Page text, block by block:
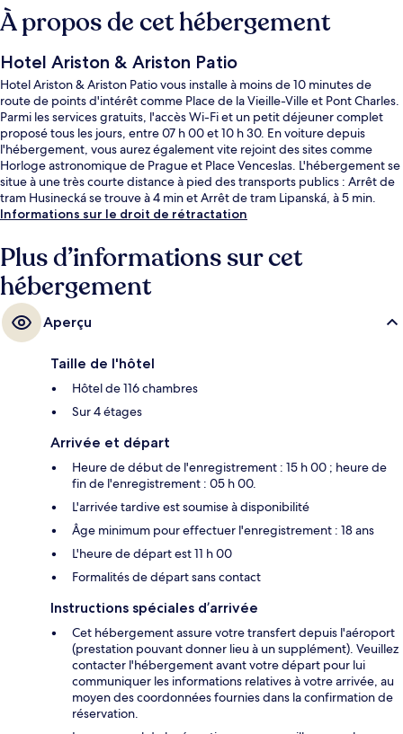
À propos de cet hébergement
Hotel Ariston & Ariston Patio
Hotel Ariston & Ariston Patio vous installe à moins de 10 minutes de
route de points d'intérêt comme Place de la Vieille-Ville et Pont Charles.
Parmi les services gratuits, l'accès Wi-Fi et un petit déjeuner complet
proposé tous les jours, entre 07 h 00 et 10 h 30. En voiture depuis
l'hébergement, vous aurez également vite rejoint des sites comme
Horloge astronomique de Prague et Place Venceslas. L'hébergement se
situe à une très courte distance à pied des transports publics : Arrêt de
tram Husinecká se trouve à 4 min et Arrêt de tram Lipanská, à 5 min.
Informations sur le droit de rétractation
Plus d’informations sur cet
hébergement
Aperçu
Taille de l'hôtel
Hôtel de 116 chambres
Sur 4 étages
Arrivée et départ
Heure de début de l'enregistrement : 15 h 00 ; heure de
fin de l'enregistrement : 05 h 00.
L'arrivée tardive est soumise à disponibilité
Âge minimum pour effectuer l'enregistrement : 18 ans
L'heure de départ est 11 h 00
Formalités de départ sans contact
Instructions spéciales d’arrivée
Cet hébergement assure votre transfert depuis l'aéroport
(prestation pouvant donner lieu à un supplément). Veuillez
contacter l'hébergement avant votre départ pour lui
communiquer les informations relatives à votre arrivée, au
moyen des coordonnées fournies dans la confirmation de
réservation.